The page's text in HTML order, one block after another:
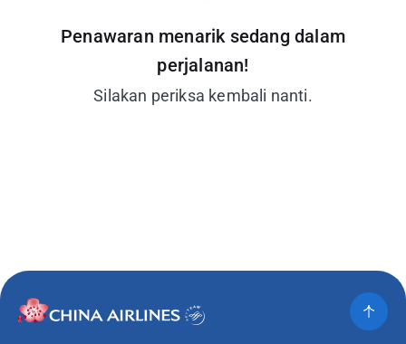
Penawaran menarik sedang dalam
perjalanan!
Silakan periksa kembali nanti.